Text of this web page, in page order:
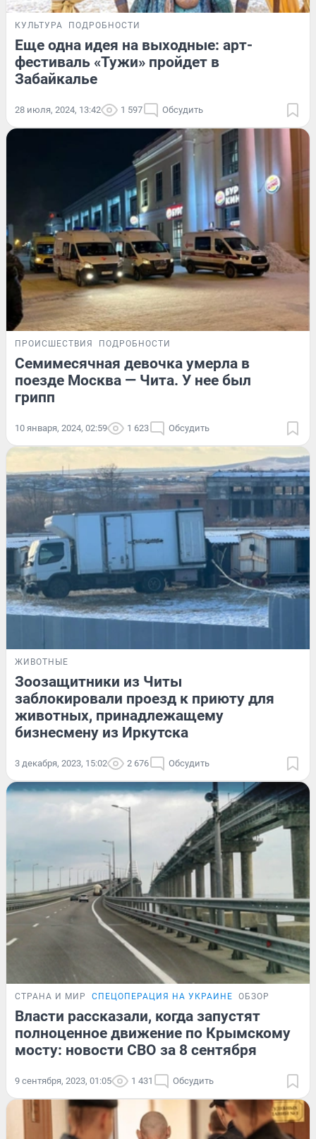
КУЛЬТУРА ПОДРОБНОСТИ
Еще одна идея на выходные: арт-
фестиваль «Тужи» пройдет в
Забайкалье
28 июля, 2024, 13:42 1 597 Обсудить
ПРОИСШЕСТВИЯ ПОДРОБНОСТИ
Семимесячная девочка умерла в
поезде Москва — Чита. У нее был
грипп
10 января, 2024, 02:59 1 623 Обсудить
ЖИВОТНЫЕ
Зоозащитники из Читы
заблокировали проезд к приюту для
животных, принадлежащему
бизнесмену из Иркутска
3 декабря, 2023, 15:02 2 676 Обсудить
СТРАНА И МИР СПЕЦОПЕРАЦИЯ НА УКРАИНЕ ОБЗОР
Власти рассказали, когда запустят
полноценное движение по Крымскому
мосту: новости СВО за 8 сентября
9 сентября, 2023, 01:05 1 431 Обсудить